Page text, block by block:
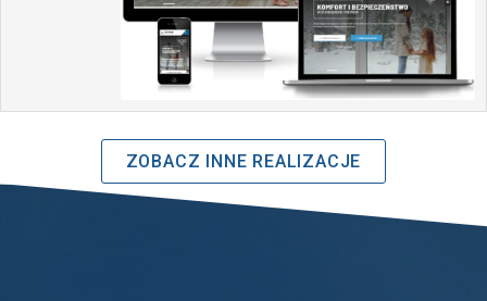
ZOBACZ INNE REALIZACJE